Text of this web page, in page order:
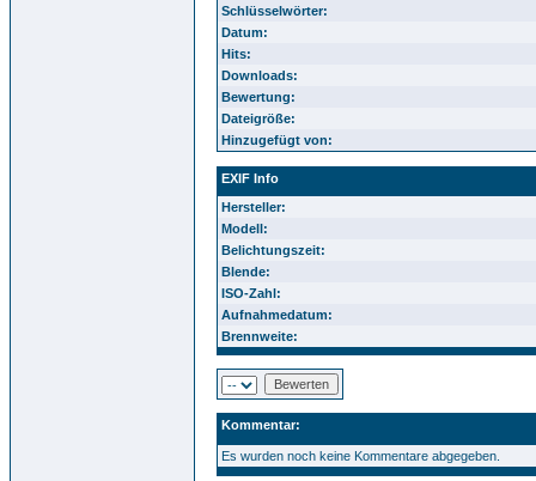
Schlüsselwörter:
Datum:
Hits:
Downloads:
Bewertung:
Dateigröße:
Hinzugefügt von:
EXIF Info
Hersteller:
Modell:
Belichtungszeit:
Blende:
ISO-Zahl:
Aufnahmedatum:
Brennweite:
Kommentar:
Es wurden noch keine Kommentare abgegeben.